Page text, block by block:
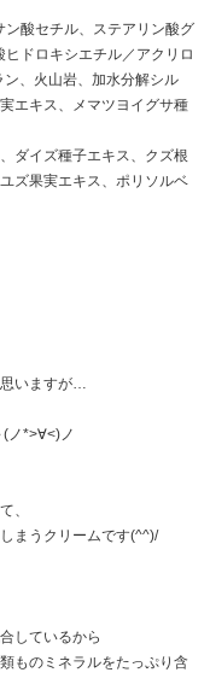
酸セチル、ステアリン酸グ
ドロキシエチル／アクリロ
、火山岩、加水分解シル
エキス、メマツヨイグサ種
ダイズ種子エキス、クズ根
ズ果実エキス、ポリソルベ
いますが…
(ノ*>∀<)ノ
、
まうクリームです(^^)/
しているから
ものミネラルをたっぷり含